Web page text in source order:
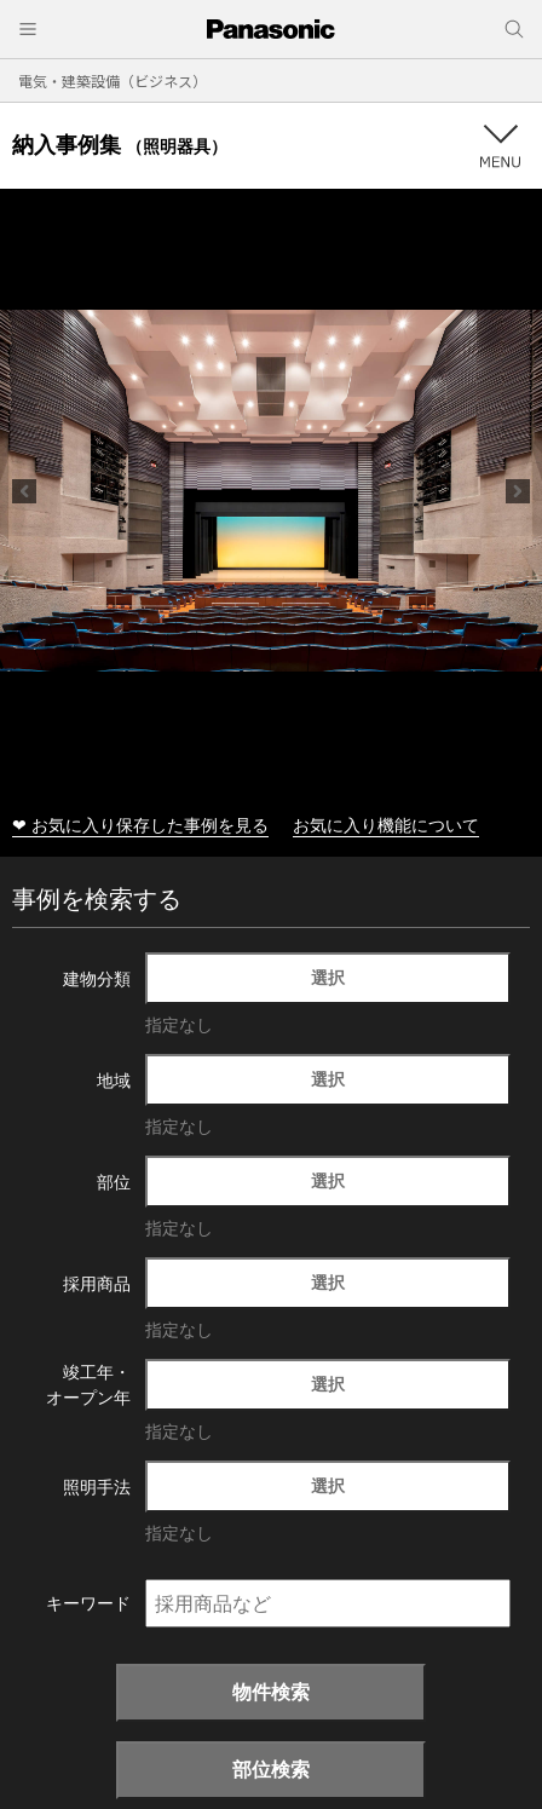
電気・建築設備（ビジネス）
納入事例集 （照明器具）
❤ お気に入り保存した事例を見る お気に入り機能について
事例を検索する
建物分類 選択
指定なし
地域 選択
指定なし
部位 選択
指定なし
採用商品 選択
指定なし
竣工年・
オープン年
選択
指定なし
照明手法 選択
指定なし
キーワード
物件検索
部位検索